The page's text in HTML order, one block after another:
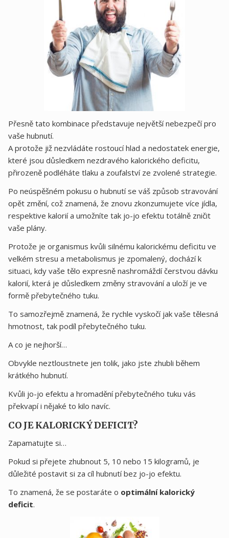
Přesně tato kombinace představuje největší nebezpečí pro
vaše hubnutí.
A protože již nezvládáte rostoucí hlad a nedostatek energie,
které jsou důsledkem nezdravého kalorického deficitu,
přirozeně podléháte tlaku a zoufalství ze zvolené strategie.
Po neúspěšném pokusu o hubnutí se váš způsob stravování
opět změní, což znamená, že znovu zkonzumujete více jídla,
respektive kalorií a umožníte tak jo-jo efektu totálně zničit
vaše plány.
Protože je organismus kvůli silnému kalorickému deficitu ve
velkém stresu a metabolismus je zpomalený, dochází k
situaci, kdy vaše tělo expresně nashromáždí čerstvou dávku
kalorií, která je důsledkem změny stravování a uloží je ve
formě přebytečného tuku.
To samozřejmě znamená, že rychle vyskočí jak vaše tělesná
hmotnost, tak podíl přebytečného tuku.
A co je nejhorší…
Obvykle neztloustnete jen tolik, jako jste zhubli během
krátkého hubnutí.
Kvůli jo-jo efektu a hromadění přebytečného tuku vás
překvapí i nějaké to kilo navíc.
CO JE KALORICKÝ DEFICIT?
Zapamatujte si…
Pokud si přejete zhubnout 5, 10 nebo 15 kilogramů, je
důležité postavit si za cíl hubnutí bez jo-jo efektu.
To znamená, že se postaráte o optimální kalorický
deficit.